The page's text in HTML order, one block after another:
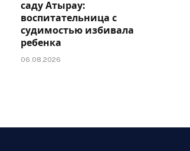
саду Атырау:
воспитательница с
судимостью избивала
ребенка
06.08.2026